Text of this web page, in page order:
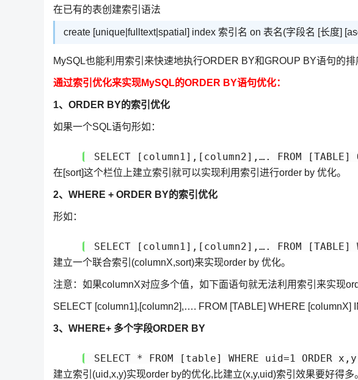
在已有的表创建索引语法
create [unique|fulltext|spatial] index 索引名 on 表名(字段名 [长度]
MySQL也能利用索引来快速地执行ORDER BY和GROUP BY语句的排
通过索引优化来实现MySQL的ORDER BY语句优化：
1、ORDER BY的索引优化
如果一个SQL语句形如：
SELECT [column1],[column2],…. FROM [TABLE]
在[sort]这个栏位上建立索引就可以实现利用索引进行order by 优化。
2、WHERE + ORDER BY的索引优化
形如：
建立一个联合索引(columnX,sort)来实现order by 优化。
注意：如果columnX对应多个值，如下面语句就无法利用索引来实现
SELECT [column1],[column2],…. FROM [TABLE] WHERE [columnX]
3、WHERE+ 多个字段ORDER BY
SELECT * FROM [table] WHERE uid=1 ORDER
建立索引(uid,x,y)实现order by的优化,比建立(x,y,uid)索引效果要好得多